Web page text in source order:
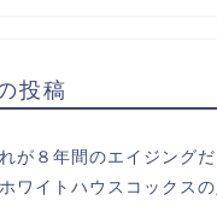
投稿
が８年間のエイジング
ワイトハウスコックス